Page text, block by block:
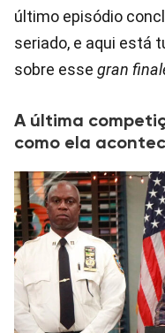
último episódio
seriado, e aqui está
sobre esse gran
A última
como ela